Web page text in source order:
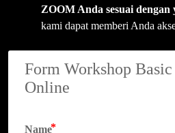
ZOOM Anda sesuai
kami dapat memberi Anda
Form Workshop
Online
Name